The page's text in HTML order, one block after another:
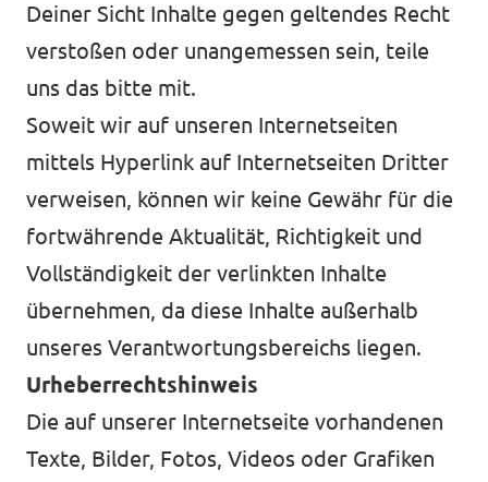
Deiner Sicht Inhalte gegen geltendes Recht
verstoßen oder unangemessen sein, teile
uns das bitte mit.
Soweit wir auf unseren Internetseiten
mittels Hyperlink auf Internetseiten Dritter
verweisen, können wir keine Gewähr für die
fortwährende Aktualität, Richtigkeit und
Vollständigkeit der verlinkten Inhalte
übernehmen, da diese Inhalte außerhalb
unseres Verantwortungsbereichs liegen.
Urheberrechtshinweis
Die auf unserer Internetseite vorhandenen
Texte, Bilder, Fotos, Videos oder Grafiken